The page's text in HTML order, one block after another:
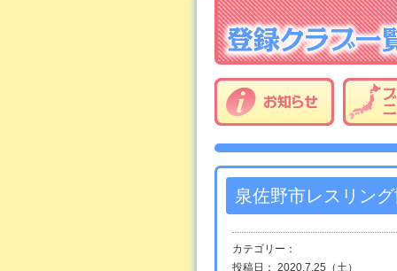
泉佐野市レスリン
カテゴリー：
投稿日： 2020.7.25（土）